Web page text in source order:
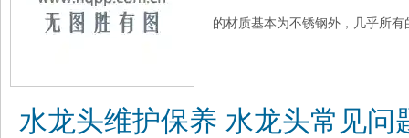
的材质基本为不锈钢外，几乎所有
水龙头维护保养 水龙头常见问